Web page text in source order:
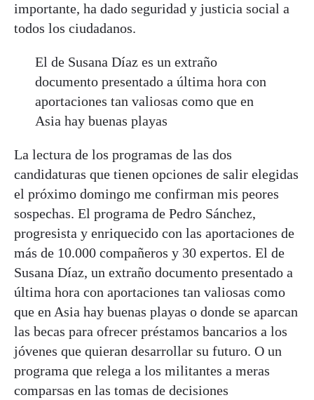
importante, ha dado seguridad y justicia social a
todos los ciudadanos.
El de Susana Díaz es un extraño
documento presentado a última hora con
aportaciones tan valiosas como que en
Asia hay buenas playas
La lectura de los programas de las dos
candidaturas que tienen opciones de salir elegidas
el próximo domingo me confirman mis peores
sospechas. El programa de Pedro Sánchez,
progresista y enriquecido con las aportaciones de
más de 10.000 compañeros y 30 expertos. El de
Susana Díaz, un extraño documento presentado a
última hora con aportaciones tan valiosas como
que en Asia hay buenas playas o donde se aparcan
las becas para ofrecer préstamos bancarios a los
jóvenes que quieran desarrollar su futuro. O un
programa que relega a los militantes a meras
comparsas en las tomas de decisiones